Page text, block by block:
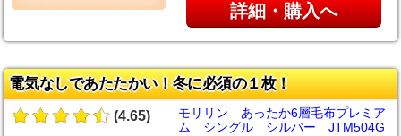
詳細・購入へ
電気なしであたたかい！冬に必須の１枚！
(4.65)
モリリン あったか6層毛布プレミア
ム シングル シルバー JTM504G